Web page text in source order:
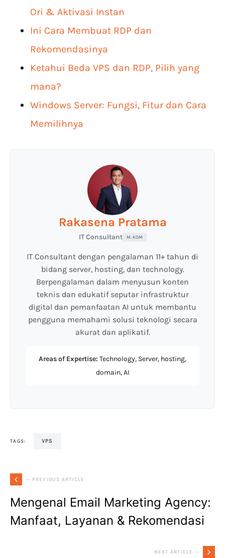
Ori & Aktivasi Instan
Ini Cara Membuat RDP dan
Rekomendasinya
Ketahui Beda VPS dan RDP, Pilih yang
mana?
Windows Server: Fungsi, Fitur dan Cara
Memilihnya
Rakasena Pratama
IT Consultant M. KOM
IT Consultant dengan pengalaman 11+ tahun di
bidang server, hosting, dan technology.
Berpengalaman dalam menyusun konten
teknis dan edukatif seputar infrastruktur
digital dan pemanfaatan AI untuk membantu
pengguna memahami solusi teknologi secara
akurat dan aplikatif.
Areas of Expertise: Technology, Server, hosting,
domain, AI
TAGS: VPS
— PREVIOUS ARTICLE
Mengenal Email Marketing Agency:
Manfaat, Layanan & Rekomendasi
NEXT ARTICLE —